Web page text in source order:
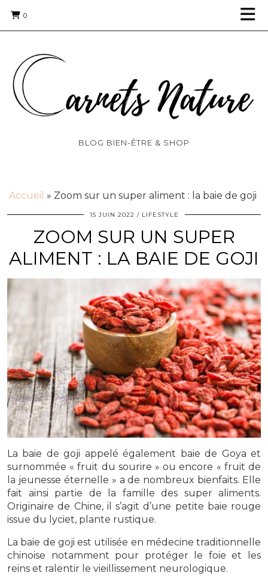
0
BLOG BIEN-ÊTRE & SHOP
Accueil » Zoom sur un super aliment : la baie de goji
15 JUIN 2022 LIFESTYLE
ZOOM SUR UN SUPER
ALIMENT : LA BAIE DE GOJI
La baie de goji appelé également baie de Goya et
surnommée « fruit du sourire » ou encore « fruit de
la jeunesse éternelle » a de nombreux bienfaits. Elle
fait ainsi partie de la famille des super aliments.
Originaire de Chine, il s’agit d’une petite baie rouge
issue du lyciet, plante rustique.
La baie de goji est utilisée en médecine traditionnelle
chinoise notamment pour protéger le foie et les
reins et ralentir le vieillissement neurologique.